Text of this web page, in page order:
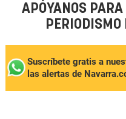
APÓYANOS
Suscríbete gratis a
las alertas de